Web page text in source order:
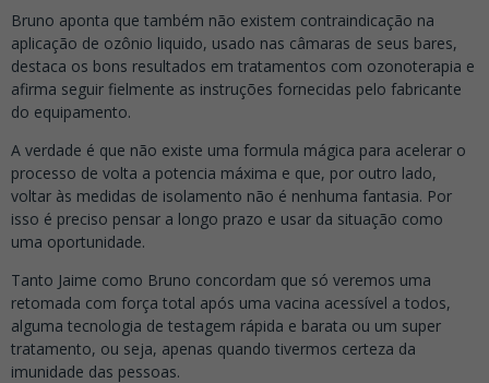
Bruno aponta que também não existem contraindicação na
aplicação de ozônio liquido, usado nas câmaras de seus bares,
destaca os bons resultados em tratamentos com ozonoterapia e
afirma seguir fielmente as instruções fornecidas pelo fabricante
do equipamento.
A verdade é que não existe uma formula mágica para acelerar o
processo de volta a potencia máxima e que, por outro lado,
voltar às medidas de isolamento não é nenhuma fantasia. Por
isso é preciso pensar a longo prazo e usar da situação como
uma oportunidade.
Tanto Jaime como Bruno concordam que só veremos uma
retomada com força total após uma vacina acessível a todos,
alguma tecnologia de testagem rápida e barata ou um super
tratamento, ou seja, apenas quando tivermos certeza da
imunidade das pessoas.